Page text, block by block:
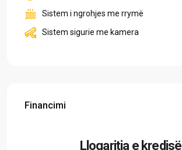
Sistem i ngrohjes me rrymë
Sistem sigurie me kamera
Financimi
Llogaritja e kredisë